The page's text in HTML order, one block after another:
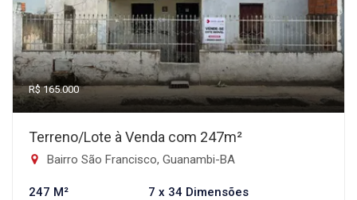
R$ 165.000
Terreno/Lote à Venda com 247m²
Bairro São Francisco, Guanambi-BA
247 M² 7 x 34 Dimensões